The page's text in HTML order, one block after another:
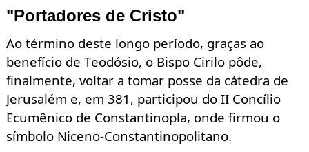
"Portadores de Cristo"
Ao término deste longo período, graças ao
benefício de Teodósio, o Bispo Cirilo pôde,
finalmente, voltar a tomar posse da cátedra de
Jerusalém e, em 381, participou do II Concílio
Ecumênico de Constantinopla, onde firmou o
símbolo Niceno-Constantinopolitano.